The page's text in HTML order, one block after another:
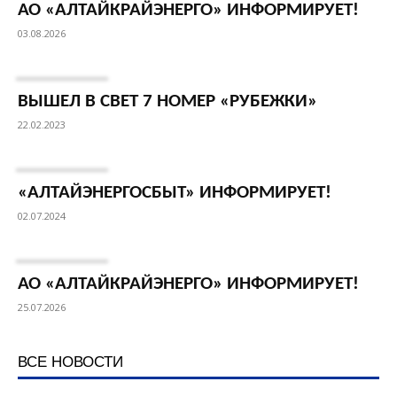
АО «АЛТАЙКРАЙЭНЕРГО» ИНФОРМИРУЕТ!
03.08.2026
ВЫШЕЛ В СВЕТ 7 НОМЕР «РУБЕЖКИ»
22.02.2023
«АЛТАЙЭНЕРГОСБЫТ» ИНФОРМИРУЕТ!
02.07.2024
АО «АЛТАЙКРАЙЭНЕРГО» ИНФОРМИРУЕТ!
25.07.2026
ВСЕ НОВОСТИ